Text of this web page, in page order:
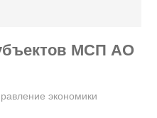
МСП АО
экономики